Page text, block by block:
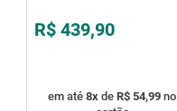
R$ 439,90
em até 8x de R$ 54,99 no